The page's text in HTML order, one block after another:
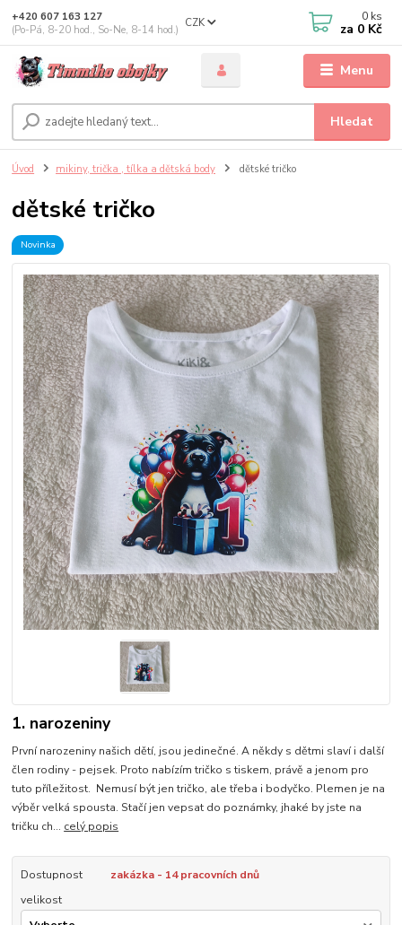
Menu
CZK
Hledat
+420 607 163 127
(Po-Pá, 8-20 hod., So-Ne, 8-14 hod.)
0 ks
za 0 Kč
Úvod mikiny, trička , tílka a dětská body dětské tričko
dětské tričko
Novinka
1. narozeniny
První narozeniny našich dětí, jsou jedinečné. A někdy s dětmi slaví i další
člen rodiny - pejsek. Proto nabízím tričko s tiskem, právě a jenom pro
tuto příležitost. Nemusí být jen tričko, ale třeba i bodyčko. Plemen je na
výběr velká spousta. Stačí jen vepsat do poznámky, jhaké by jste na
tričku ch... celý popis
Dostupnost
zakázka - 14 pracovních dnů
velikost